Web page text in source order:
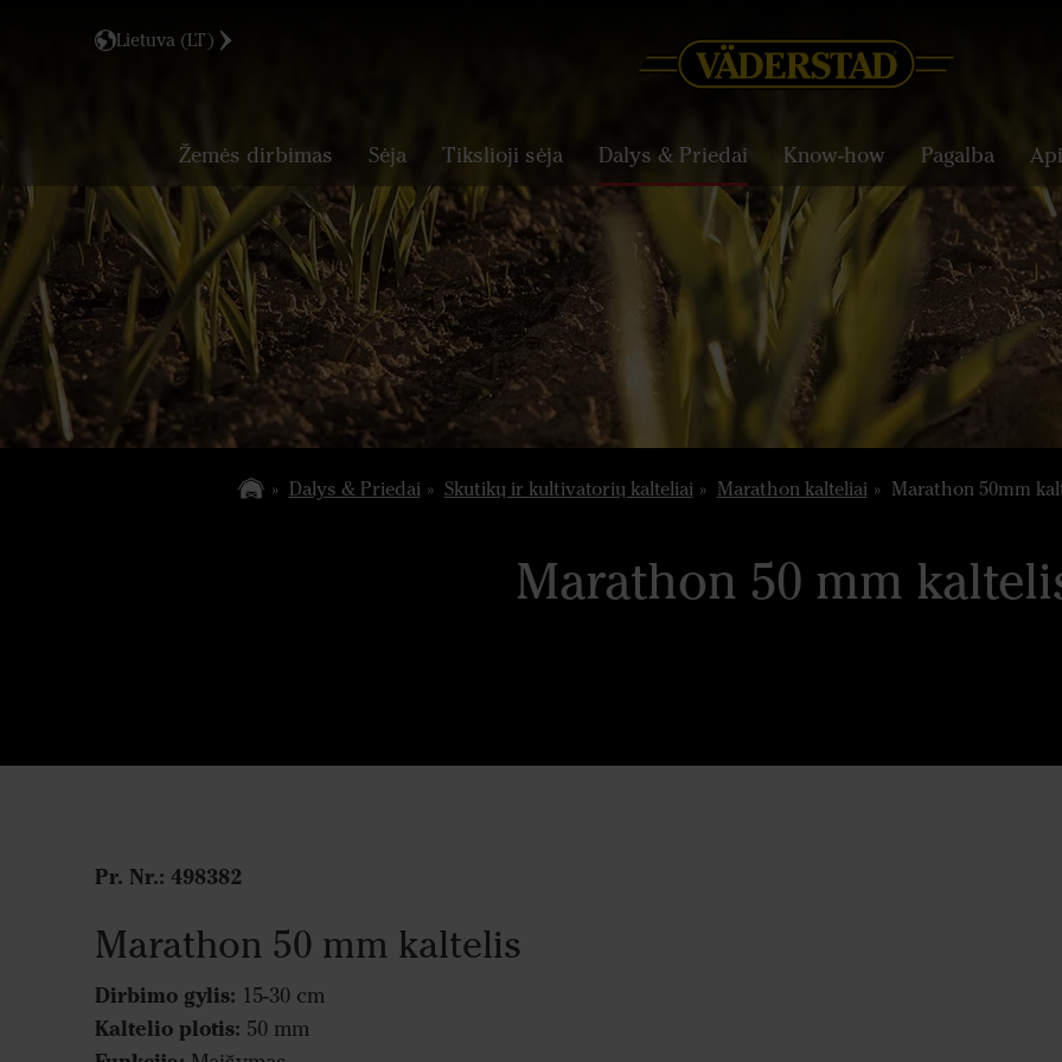
Lietuva (LT)
Žemės dirbimas Sėja Tikslioji sėja Dalys & Priedai Know-how Pagalba
Dalys & Priedai Skutikų ir kultivatorių kalteliai Marathon kalteliai Marathon 50mm
Marathon 50 mm
Pr. Nr.: 498382
Marathon 50 mm kaltelis
Dirbimo gylis: 15-30 cm
Kaltelio plotis: 50 mm